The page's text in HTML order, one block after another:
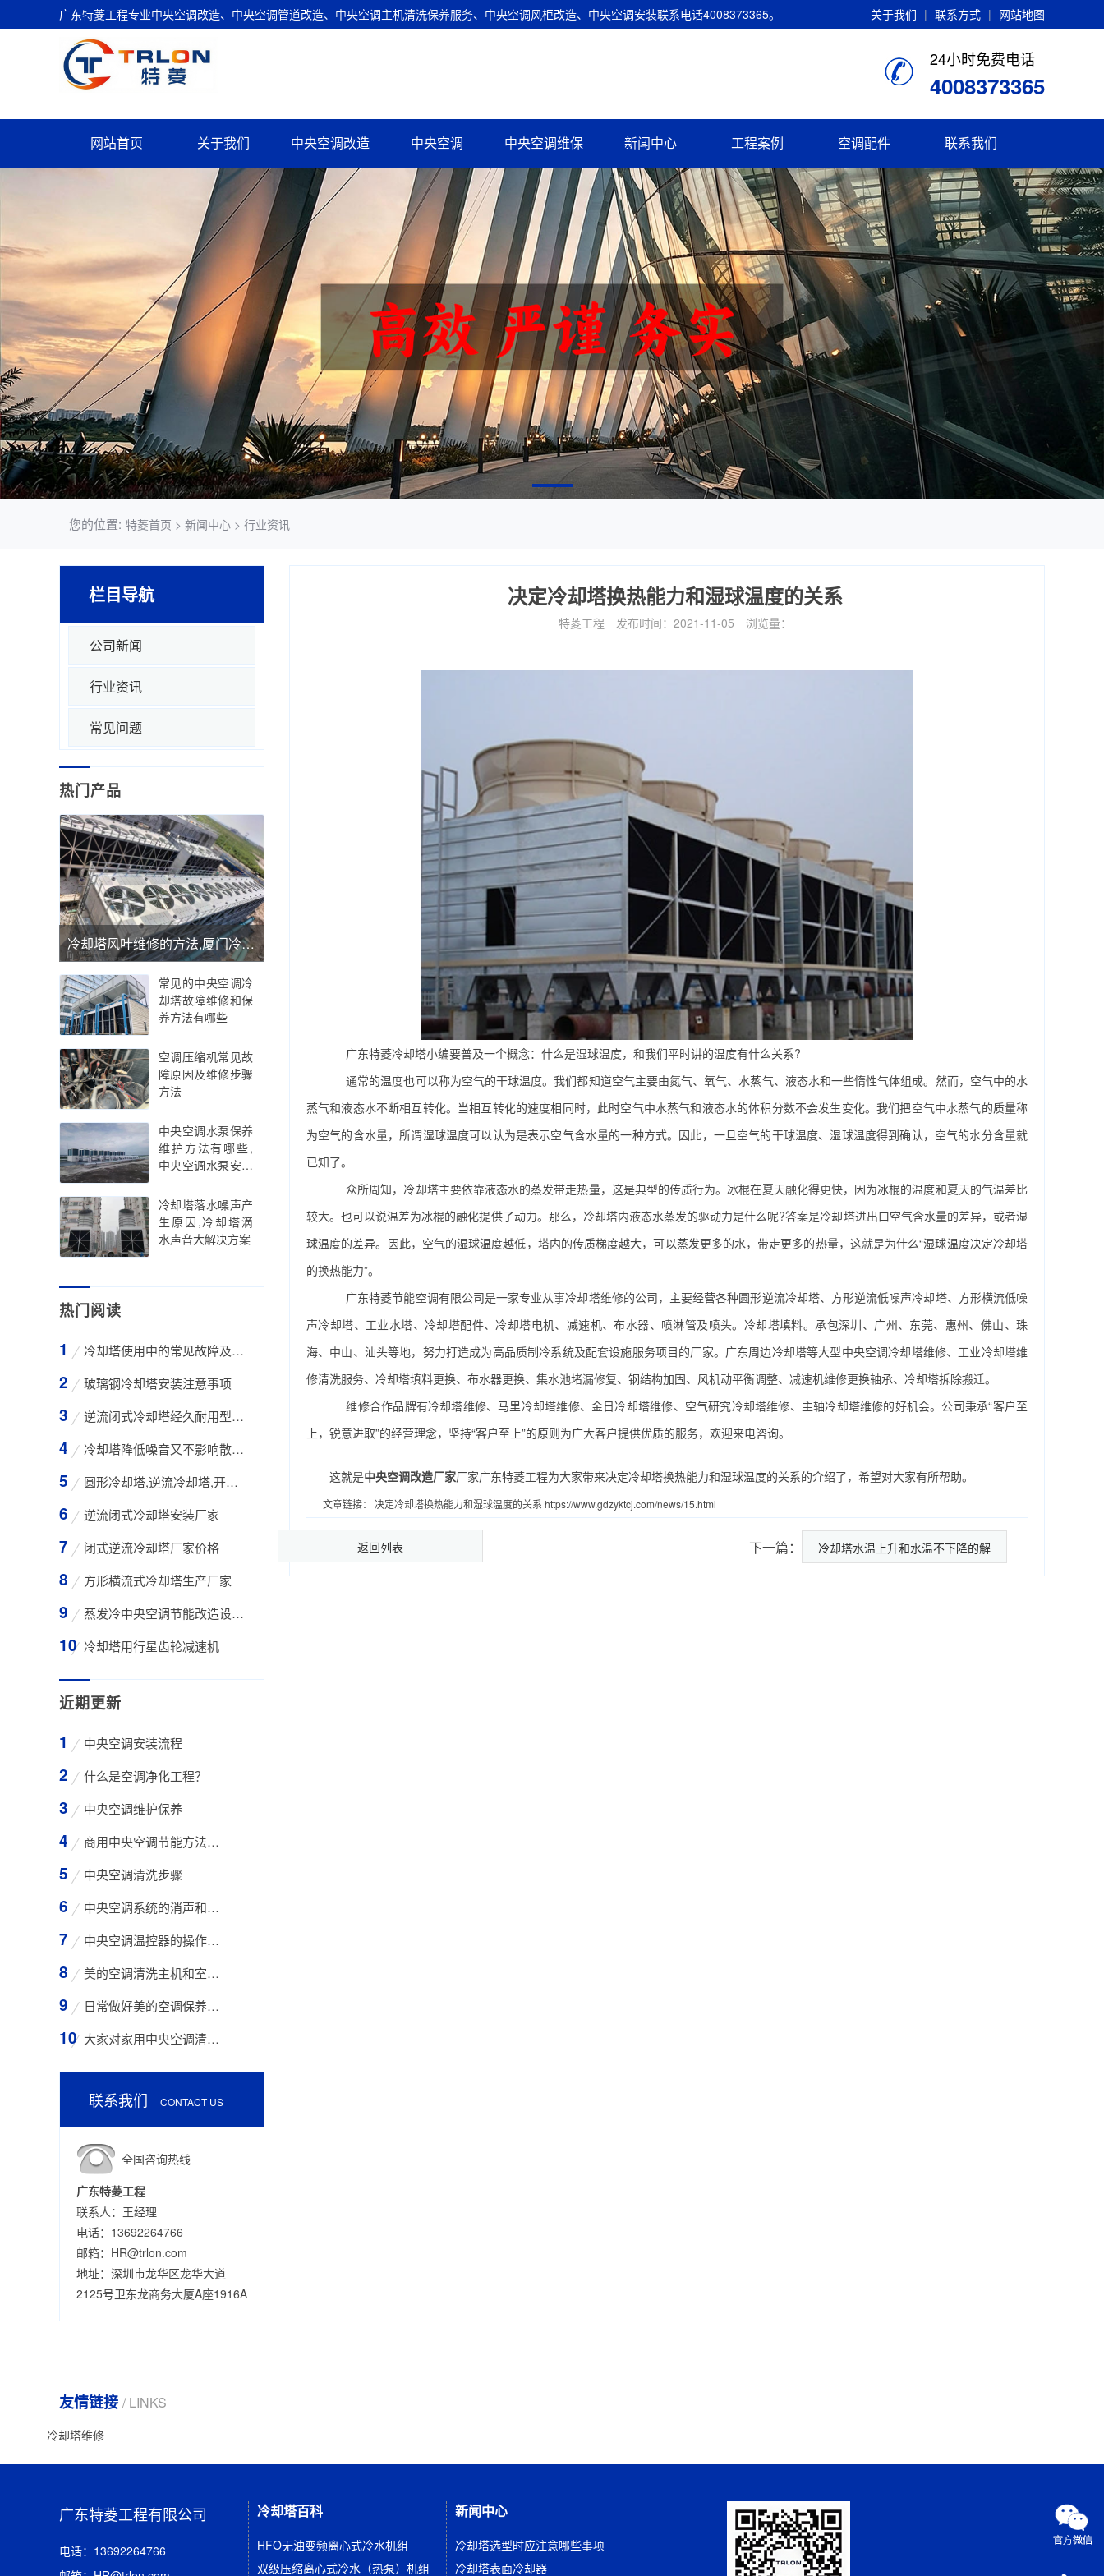
关于我们 | 联系方式 | 网站地图
广东特菱工程专业中央空调改造、中央空调管道改造、中央空调主机清洗保养服务、中央空调风柜改造、中央空调安装联系电话4008373365。
24小时免费电话
4008373365
网站首页 关于我们 中央空调改造 中央空调 中央空调维保 新闻中心 工程案例 空调配件 联系我们
您的位置: 特菱首页 > 新闻中心 > 行业资讯
栏目导航
公司新闻
行业资讯
常见问题
热门产品
冷却塔风叶维修的方法,厦门冷却塔风叶维修
常见的中央空调冷
却塔故障维修和保
养方法有哪些
空调压缩机常见故
障原因及维修步骤
方法
中央空调水泵保养
维护方法有哪些,
中央空调水泵安装
冷却塔落水噪声产
生原因,冷却塔滴
水声音大解决方案
热门阅读
冷却塔使用中的常见故障及维修方法
玻璃钢冷却塔安装注意事项
逆流闭式冷却塔经久耐用型工业凉水塔
冷却塔降低噪音又不影响散热效率的方法
圆形冷却塔,逆流冷却塔,开式冷却塔,200吨冷却
逆流闭式冷却塔安装厂家
闭式逆流冷却塔厂家价格
方形横流式冷却塔生产厂家
蒸发冷中央空调节能改造设备WK-30TA 4*3HP
冷却塔用行星齿轮减速机
近期更新
中央空调安装流程
什么是空调净化工程？
中央空调维护保养
商用中央空调节能方法与技巧
中央空调清洗步骤
中央空调系统的消声和减振措施
中央空调温控器的操作方法
美的空调清洗主机和室外空气入口的步骤
日常做好美的空调保养工作有哪些好处？
大家对家用中央空调清洗存在哪些误区？
联系我们 CONTACT US
全国咨询热线
广东特菱工程
联系人：王经理
电话：13692264766
邮箱：HR@trlon.com
地址：深圳市龙华区龙华大道
2125号卫东龙商务大厦A座1916A
决定冷却塔换热能力和湿球温度的关系
特菱工程 发布时间：2021-11-05 浏览量：
广东特菱冷却塔小编要普及一个概念：什么是湿球温度，和我们平时讲的温度有什么关系?
通常的温度也可以称为空气的干球温度。我们都知道空气主要由氮气、氧气、水蒸气、液态水和一些惰性气体组成。然而，空气中的水
蒸气和液态水不断相互转化。当相互转化的速度相同时，此时空气中水蒸气和液态水的体积分数不会发生变化。我们把空气中水蒸气的质量称
为空气的含水量，所谓湿球温度可以认为是表示空气含水量的一种方式。因此，一旦空气的干球温度、湿球温度得到确认，空气的水分含量就
已知了。
众所周知，冷却塔主要依靠液态水的蒸发带走热量，这是典型的传质行为。冰棍在夏天融化得更快，因为冰棍的温度和夏天的气温差比
较大。也可以说温差为冰棍的融化提供了动力。那么，冷却塔内液态水蒸发的驱动力是什么呢?答案是冷却塔进出口空气含水量的差异，或者湿
球温度的差异。因此，空气的湿球温度越低，塔内的传质梯度越大，可以蒸发更多的水，带走更多的热量，这就是为什么“湿球温度决定冷却塔
的换热能力”。
广东特菱节能空调有限公司是一家专业从事冷却塔维修的公司，主要经营各种圆形逆流冷却塔、方形逆流低噪声冷却塔、方形横流低噪
声冷却塔、 工业水塔、冷却塔配件、 冷却塔电机、减速机、布水器、喷淋管及喷头。 冷却塔填料。承包深圳、广州、东莞、惠州、佛山、珠
海、中山、汕头等地，努力打造成为高品质制冷系统及配套设施服务项目的厂家。广东周边冷却塔等大型中央空调冷却塔维修、工业冷却塔维
修清洗服务、冷却塔填料更换、布水器更换、集水池堵漏修复、钢结构加固、风机动平衡调整、减速机维修更换轴承、冷却塔拆除搬迁。
维修合作品牌有冷却塔维修、马里冷却塔维修、金日冷却塔维修、空气研究冷却塔维修、主轴冷却塔维修的好机会。公司秉承“客户至
上，锐意进取”的经营理念，坚持“客户至上”的原则为广大客户提供优质的服务，欢迎来电咨询。
这就是中央空调改造厂家厂家广东特菱工程为大家带来决定冷却塔换热能力和湿球温度的关系的介绍了，希望对大家有所帮助。
文章链接： 决定冷却塔换热能力和湿球温度的关系 https://www.gdzyktcj.com/news/15.html
返回列表 下一篇： 冷却塔水温上升和水温不下降的解
友情链接 / LINKS
冷却塔维修
广东特菱工程有限公司
电话：13692264766
冷却塔百科
HFO无油变频离心式冷水机组
双级压缩离心式冷水（热泵）机组
新闻中心
冷却塔选型时应注意哪些事项
冷却塔表面冷却器